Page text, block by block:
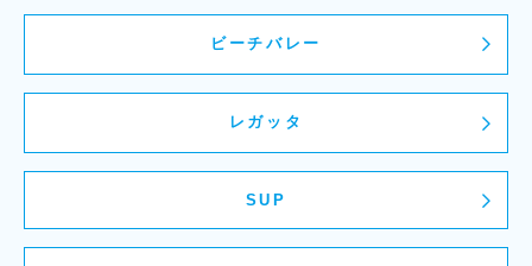
ビーチバレー
レガッタ
SUP